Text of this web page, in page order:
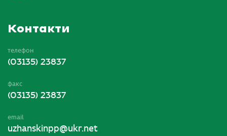
Контакти
телефон
(03135) 23837
факс
(03135) 23837
email
uzhanskinpp@ukr.net